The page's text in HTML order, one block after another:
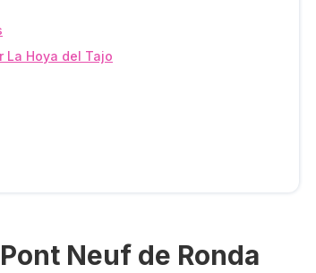
La Hoya del Tajo
Neuf de Ronda